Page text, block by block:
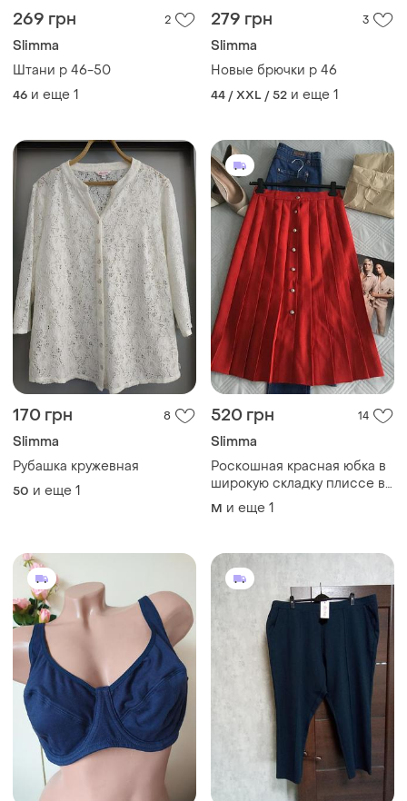
269 грн 2
Slimma
Штани р 46-50
46 и еще 1
279 грн 3
Slimma
Новые брючки р 46
44 / XXL / 52 и еще 1
170 грн 8
Slimma
Рубашка кружевная
50 и еще 1
520 грн 14
Slimma
Роскошная красная юбка в
широкую складку плиссе в
размере s/m
M и еще 1